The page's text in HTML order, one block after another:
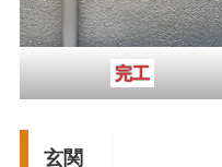
完工
玄関